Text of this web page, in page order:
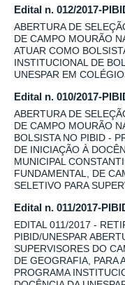
Edital n. 012/2017-
ABERTURA DE
DE CAMPO MOURÃO
ATUAR COMO
INSTITUCIONAL DE
UNESPAR EM
Edital n. 010/2017-
ABERTURA DE
DE CAMPO MOURÃO
BOLSISTA NO PIBID -
DE INICIAÇÃO À
MUNICIPAL
FUNDAMENTAL, DE
SELETIVO PARA
Edital n. 011/2017-
EDITAL 011/2017 -
PIBID/UNESPAR
SUPERVISORES DO
DE GEOGRAFIA, PARA
PROGRAMA